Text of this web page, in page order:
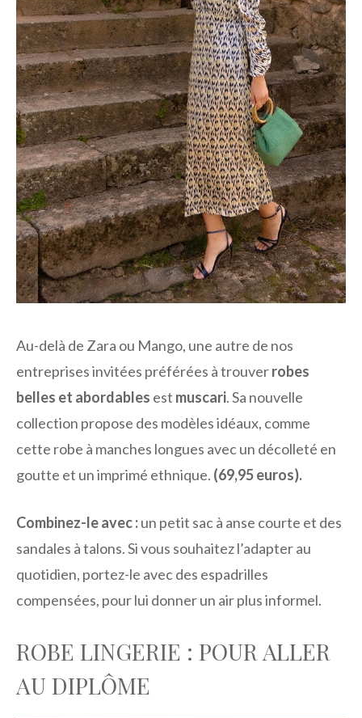
Au-delà de Zara ou Mango, une autre de nos
entreprises invitées préférées à trouverrobes
belles et abordables est muscari. Sa nouvelle
collection propose des modèles idéaux, comme
cette robe à manches longues avec un décolleté en
goutte et un imprimé ethnique. (69,95 euros).
Combinez-le avec :un petit sac à anse courte et des
sandales à talons. Si vous souhaitez l’adapter au
quotidien, portez-le avec des espadrilles
compensées, pour lui donner un air plus informel.
ROBE LINGERIE : POUR ALLER
AU DIPLÔME